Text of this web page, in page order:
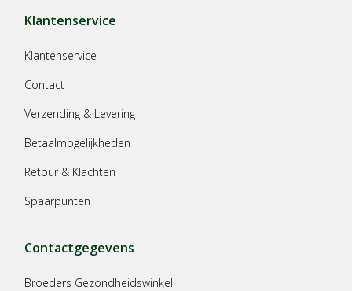
Klantenservice
Klantenservice
Contact
Verzending & Levering
Betaalmogelijkheden
Retour & Klachten
Spaarpunten
Contactgegevens
Broeders Gezondheidswinkel